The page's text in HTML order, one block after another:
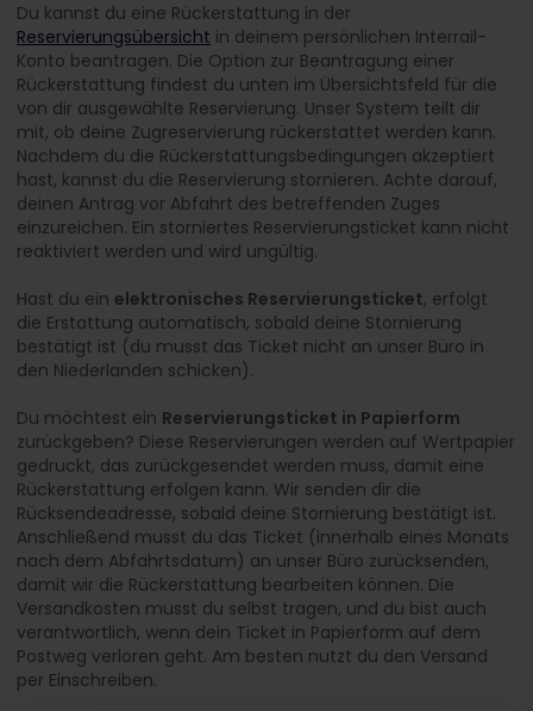
Du kannst du eine Rückerstattung in der
Reservierungsübersicht in deinem persönlichen Interrail-
Konto beantragen. Die Option zur Beantragung einer
Rückerstattung findest du unten im Übersichtsfeld für die
von dir ausgewählte Reservierung. Unser System teilt dir
mit, ob deine Zugreservierung rückerstattet werden kann.
Nachdem du die Rückerstattungsbedingungen akzeptiert
hast, kannst du die Reservierung stornieren. Achte darauf,
deinen Antrag vor Abfahrt des betreffenden Zuges
einzureichen. Ein storniertes Reservierungsticket kann nicht
reaktiviert werden und wird ungültig.
Hast du ein elektronisches Reservierungsticket, erfolgt
die Erstattung automatisch, sobald deine Stornierung
bestätigt ist (du musst das Ticket nicht an unser Büro in
den Niederlanden schicken). ​
Du möchtest ein Reservierungsticket in Papierform
zurückgeben? Diese Reservierungen werden auf Wertpapier
gedruckt, das zurückgesendet werden muss, damit eine
Rückerstattung erfolgen kann. Wir senden dir die
Rücksendeadresse, sobald deine Stornierung bestätigt ist.
Anschließend musst du das Ticket (innerhalb eines Monats
nach dem Abfahrtsdatum) an unser Büro zurücksenden,
damit wir die Rückerstattung bearbeiten können. Die
Versandkosten musst du selbst tragen, und du bist auch
verantwortlich, wenn dein Ticket in Papierform auf dem
Postweg verloren geht. Am besten nutzt du den Versand
per Einschreiben. ​